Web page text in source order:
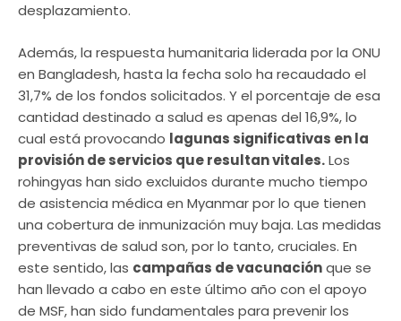
desplazamiento.
Además, la respuesta humanitaria liderada por la ONU
en Bangladesh, hasta la fecha solo ha recaudado el
31,7% de los fondos solicitados. Y el porcentaje de esa
cantidad destinado a salud es apenas del 16,9%, lo
cual está provocando lagunas significativas en la
provisión de servicios que resultan vitales.Los
rohingyas han sido excluidos durante mucho tiempo
de asistencia médica en Myanmar por lo que tienen
una cobertura de inmunización muy baja. Las medidas
preventivas de salud son, por lo tanto, cruciales. En
este sentido, las campañas de vacunaciónque se
han llevado a cabo en este último año con el apoyo
de MSF, han sido fundamentales para prevenir los